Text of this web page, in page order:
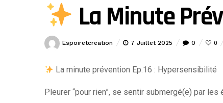
La Minute
Espoiretcreation 7 Juillet 2025 0 0
La minute prévention Ep.16 : Hypersensibilité
Pleurer “pour rien”, se sentir submergé(e) par les